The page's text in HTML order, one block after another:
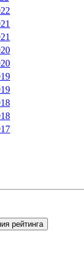
рейтинга